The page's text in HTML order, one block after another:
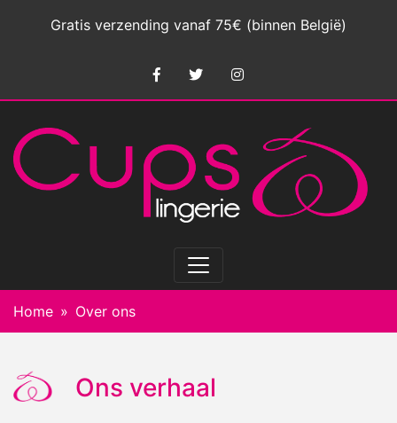
Gratis verzending vanaf 75€ (binnen België)
Home Over ons
Ons verhaal